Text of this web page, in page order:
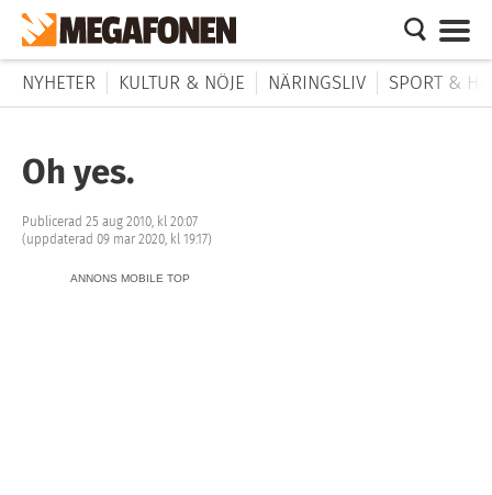
NYHETER KULTUR & NÖJE NÄRINGSLIV SPORT &
Oh yes.
Publicerad 25 aug 2010, kl 20:07
(uppdaterad 09 mar 2020, kl 19:17)
ANNONS MOBILE TOP